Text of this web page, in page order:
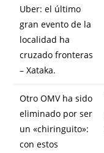
Uber: el último
gran evento de la
localidad ha
cruzado fronteras
– Xataka.
Otro OMV ha sido
eliminado por ser
un «chiringuito»:
con estos